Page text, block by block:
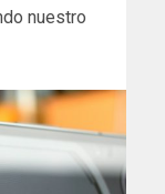
nuestro